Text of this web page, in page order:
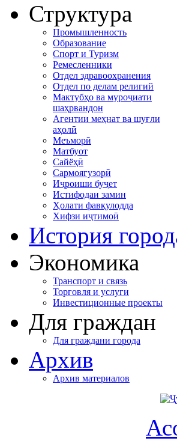
Структура
Промышленность
Образование
Спорт и Туризм
Ремесленники
Отдел здравоохранения
Отдел по делам религий
Мактубҳо ва муроҷиати
шаҳрвандон
Агентии меҳнат ва шуғли
аҳолӣ
Меъморӣ
Матбуот
Сайёҳӣ
Сармоягузорӣ
Иҷроиши буҷет
Истифодаи замин
Ҳолати фавқулодда
Хифзи иҷтимоӣ
История
Экономика
Транспорт и связь
Торговля и услуги
Инвестиционные проекты
Для граждан
Для граждани города
Архив
Архив материалов